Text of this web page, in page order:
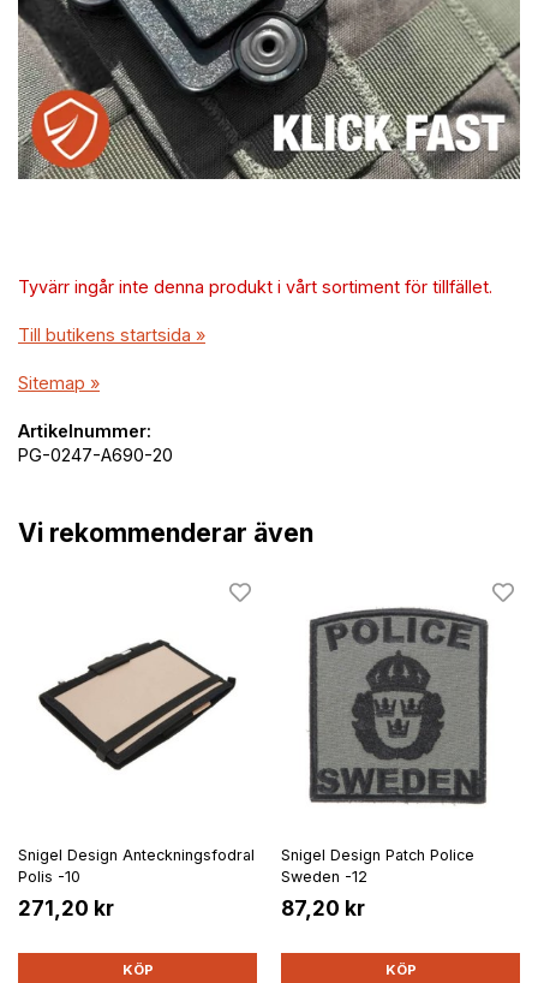
Tyvärr ingår inte denna produkt i vårt sortiment för tillfället.
Till butikens startsida »
Sitemap »
Artikelnummer:
PG-0247-A690-20
Vi rekommenderar även
Snigel Design Anteckningsfodral
Polis -10
271,20 kr
KÖP
Snigel Design Patch Police
Sweden -12
87,20 kr
KÖP